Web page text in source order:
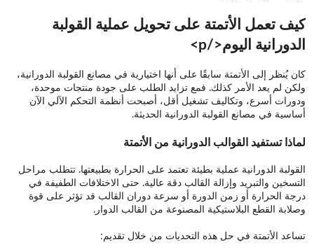
كيف تعمل الأتمتة على تحويل عملية القولبة
الدورانية اليوم</p>
كان يُنظر إلى الأتمتة سابقًا على أنها اختيارية في مصانع القولبة الدورانية،
ولكن لم يعد الأمر كذلك. فمع تزايد الطلب على جودة منتجات موحدة،
ودورات أسرع، وتكاليف تشغيل أقل، أصبحت أنظمة التحكم الآلي الآن
أساسية في مصانع القولبة الدورانية الحديثة.
لماذا تستفيد القوالب الدورانية من الأتمتة
القولبة الدورانية عملية بطيئة تعتمد على الحرارة بطبيعتها. تتطلب مراحل
التسخين والتبريد وإزالة القالب دقة عالية. حتى الاختلافات الطفيفة في
درجة الحرارة أو زمن الدورة أو سرعة دوران القالب قد تؤثر على قوة
وصلابة القطع البلاستيكية المصنوعة من القالب الدوار.
تساعد الأتمتة في حل هذه التحديات من خلال تقديم: